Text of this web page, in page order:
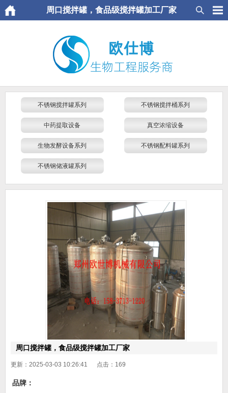
周口搅拌罐，食品级搅拌罐加工厂家
不锈钢搅拌罐系列 不锈钢搅拌桶系列
中药提取设备 真空浓缩设备
生物发酵设备系列 不锈钢配料罐系列
不锈钢储液罐系列
周口搅拌罐，食品级搅拌罐加工厂家
更新：2025-03-03 10:26:41 点击： 169
品牌：